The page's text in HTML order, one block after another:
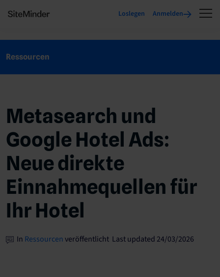
Loslegen Anmelden
Ressourcen
Metasearch und
Google Hotel Ads:
Neue direkte
Einnahmequellen für
Ihr Hotel
In Ressourcenveröffentlicht Last updated 24/03/2026